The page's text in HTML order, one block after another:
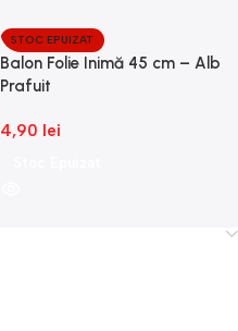
STOC EPUIZAT
Balon Folie Inimă 45 cm – Alb
Prafuit
4,90 lei